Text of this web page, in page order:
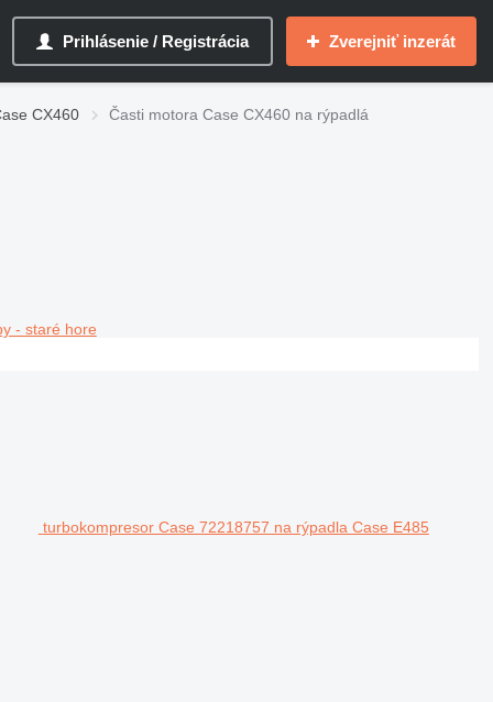
Prihlásenie / Registrácia Zverejniť inzerát
CX460 Časti motora Case CX460 na rýpadlá
- staré hore
turbokompresor Case 72218757 na rýpadla Case E485